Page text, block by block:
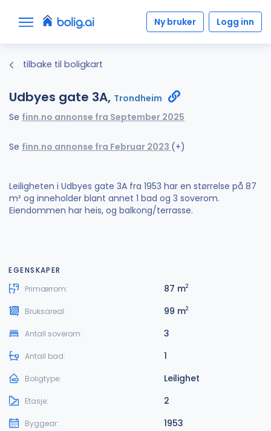
Ny bruker Logg inn
tilbake til boligkart
Udbyes gate 3A, Trondheim
Se finn.no annonse fra September 2025
Se finn.no annonse fra Februar 2023 (+)
Leiligheten i Udbyes gate 3A fra 1953 har en størrelse på 87
m² og inneholder blant annet 1 bad og 3 soverom.
Eiendommen har heis, og balkong/terrasse.
EGENSKAPER
Primærrom:
87 m2
Bruksareal: 99 m2
Antall soverom: 3
Antall bad: 1
Boligtype: Leilighet
Etasje: 2
Byggear: 1953